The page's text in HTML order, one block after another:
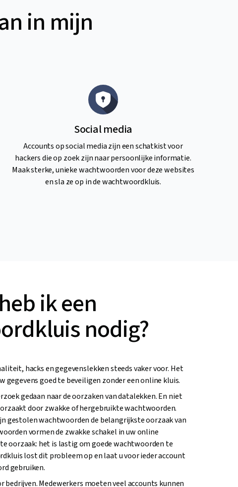
in mijn
Social media
Accounts op social media zijn een schatkist voor
hackers die op zoek zijn naar persoonlijke informatie.
Maak sterke, unieke wachtwoorden voor deze websites
en sla ze op in de wachtwoordkluis.
ik een
nodig?
hacks en gegevenslekken steeds vaker voor. Het
gegevens goed te beveiligen zonder een online kluis.
gedaan naar de oorzaken van datalekken. En niet
door zwakke of hergebruikte wachtwoorden.
gestolen wachtwoorden de belangrijkste oorzaak van
vormen de zwakke schakel in uw online
oorzaak: het is lastig om goede wachtwoorden te
lost dit probleem op en laat u voor ieder account
gebruiken.
bedrijven. Medewerkers moeten veel accounts kunnen